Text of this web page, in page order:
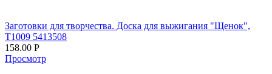
Заготовки для творчества. Доска для выжигания "Щенок",
Т1009 5413508
158.00 Р
Просмотр